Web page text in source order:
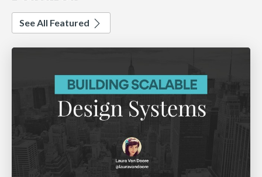
See All Featured